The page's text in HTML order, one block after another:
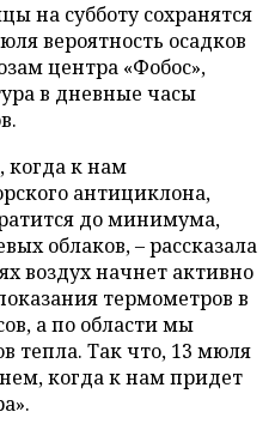
на субботу сохранятся
вероятность осадков
центра «Фобос»,
в дневные часы
когда к нам
антициклона,
до минимума,
облаков, – рассказала
воздух начнет активно
термометров в
а по области мы
тепла. Так что, 13 мюля
когда к нам придет